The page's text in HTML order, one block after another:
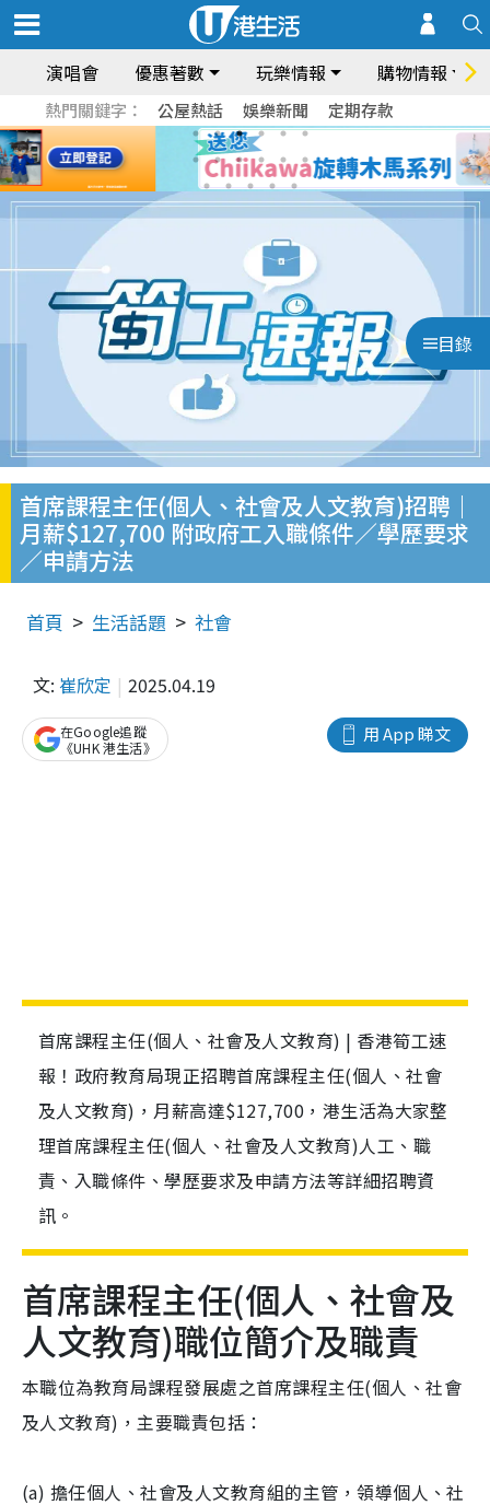
演唱會 優惠著數 玩樂情報 購物情報
熱門關鍵字： 公屋熱話 娛樂新聞 定期存款
目錄
首席課程主任(個人、社會及人文教育)招聘｜
月薪$127,700 附政府工入職條件／學歷要求
／申請方法
首頁 生活話題 社會
文: 崔欣定 2025.04.19
用 App 睇文
在Google追蹤
《UHK 港生活》
首席課程主任(個人、社會及人文教育) | 香港筍工速
報！政府教育局現正招聘首席課程主任(個人、社會
及人文教育)，月薪高達$127,700，港生活為大家整
理首席課程主任(個人、社會及人文教育)人工、職
責、入職條件、學歷要求及申請方法等詳細招聘資
訊。
首席課程主任(個人、社會及
人文教育)職位簡介及職責
本職位為教育局課程發展處之首席課程主任(個人、社會
及人文教育)，主要職責包括：
(a) 擔任個人、社會及人文教育組的主管，領導個人、社